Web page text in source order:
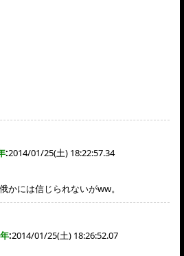
:2014/01/25(土) 18:22:57.34
かには信じられないがww。
:2014/01/25(土) 18:26:52.07